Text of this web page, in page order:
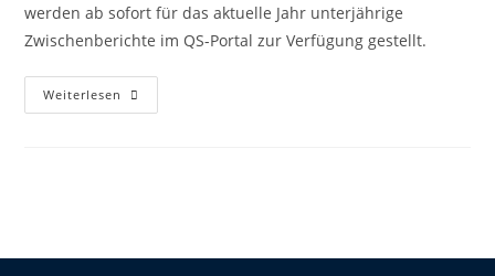
werden ab sofort für das aktuelle Jahr unterjährige
Zwischenberichte im QS-Portal zur Verfügung gestellt.
Weiterlesen